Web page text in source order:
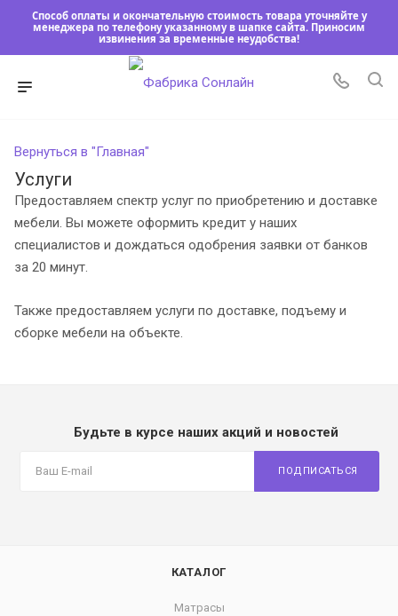
Способ оплаты и окончательную стоимость товара уточняйте у
менеджера по телефону указанному в шапке сайта. Приносим
извинения за временные неудобства!
Вернуться в "Главная"
Услуги
Предоставляем спектр услуг по приобретению и доставке
мебели. Вы можете оформить кредит у наших
специалистов и дождаться одобрения заявки от банков
за 20 минут.
Также предоставляем услуги по доставке, подъему и
сборке мебели на объекте.
Будьте в курсе наших акций и новостей
ПОДПИСАТЬСЯ
КАТАЛОГ
Матрасы